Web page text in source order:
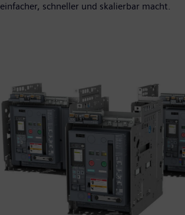
einfacher, schneller und skalierbar macht.